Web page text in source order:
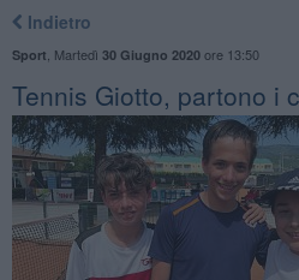
Indietro
Sport Martedì 30 Giugno 2020ore 13:50
Tennis Giotto, partono i